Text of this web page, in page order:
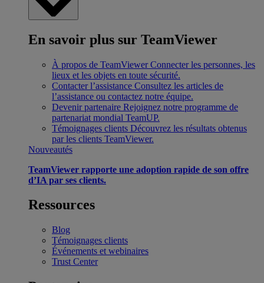
En savoir plus sur TeamViewer
À propos de TeamViewer Connecter les personnes, les
lieux et les objets en toute sécurité.
Contacter l’assistance Consultez les articles de
l’assistance ou contactez notre équipe.
Devenir partenaire Rejoignez notre programme de
partenariat mondial TeamUP.
Témoignages clients Découvrez les résultats obtenus
par les clients TeamViewer.
Nouveautés
TeamViewer rapporte une adoption rapide de son offre
d’IA par ses clients.
Ressources
Blog
Témoignages clients
Événements et webinaires
Trust Center